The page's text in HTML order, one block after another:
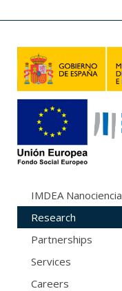
IMDEA Nanociencia
Research
Partnerships
Services
Careers